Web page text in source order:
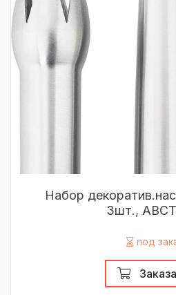
Набор
3шт.,
под